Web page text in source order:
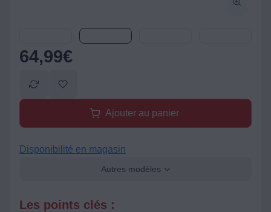
64,99€
Ajouter au panier
Disponibilité en magasin
Autres modèles
Les points clés :